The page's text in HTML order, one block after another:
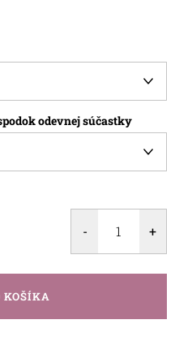
odevnej súčastky
KOŠÍKA